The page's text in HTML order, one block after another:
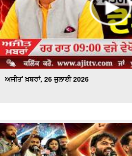
ਅਜੀਤ' ਖ਼ਬਰਾਂ, 26 ਜੁਲਾਈ 2026